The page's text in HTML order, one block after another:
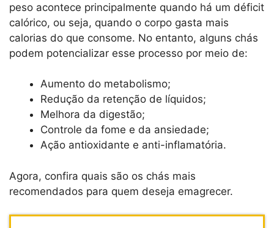
peso acontece principalmente quando há um déficit
calórico, ou seja, quando o corpo gasta mais
calorias do que consome. No entanto, alguns chás
podem potencializar esse processo por meio de:
Aumento do metabolismo;
Redução da retenção de líquidos;
Melhora da digestão;
Controle da fome e da ansiedade;
Ação antioxidante e anti-inflamatória.
Agora, confira quais são os chás mais
recomendados para quem deseja emagrecer.